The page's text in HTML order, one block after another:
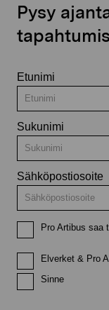
Pysy
Etunimi
Sukunimi
Sähköpostiosoite
Pro Artibus saa
Elverket & Pro
Sinne